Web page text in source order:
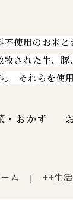
使用のお米と
された牛、豚
それらを使
・おかず
ム | ++生